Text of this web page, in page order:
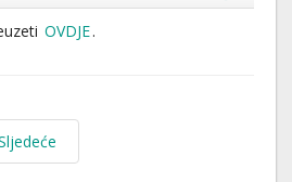
OVDJE.